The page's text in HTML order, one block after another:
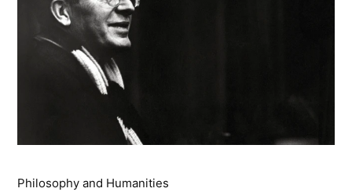
Philosophy and Humanities